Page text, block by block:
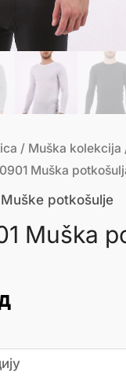
/ Muška kolekcija
Muška
Muške potkošulje
Muška